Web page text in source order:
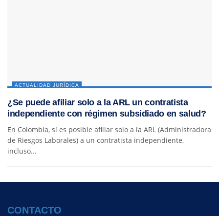
ACTUALIDAD JURÍDICA
¿Se puede afiliar solo a la ARL un contratista
independiente con régimen subsidiado en salud?
En Colombia, sí es posible afiliar solo a la ARL (Administradora
de Riesgos Laborales) a un contratista independiente,
incluso...
CONTACTO